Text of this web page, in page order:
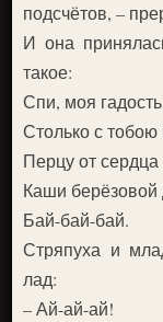
подсчётов, –
И она
такое:
Спи, моя
Столько с тобою
Перцу от сердца
Каши берёзовой
Бай-бай-бай.
Стряпуха и
лад:
– Ай-ай-ай!